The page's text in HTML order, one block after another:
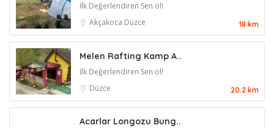
İlk Değerlendiren Sen ol!
Akçakoca Düzce 18 km
Melen Rafting Kamp A..
İlk Değerlendiren Sen ol!
Düzce
20.2 km
Acarlar Longozu Bung..